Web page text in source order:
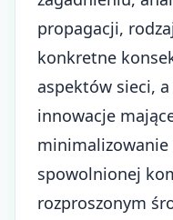
propagacji,
konkretne
aspektów sieci,
innowacje
spowolnionej
rozproszonym